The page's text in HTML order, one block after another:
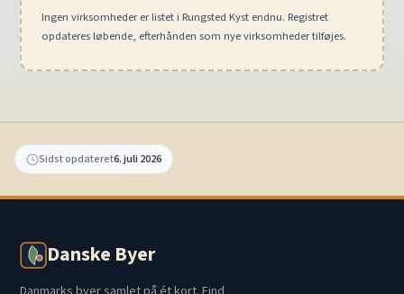
Ingen virksomheder er listet i Rungsted Kyst endnu. Registret
opdateres løbende, efterhånden som nye virksomheder tilføjes.
Sidst opdateret6. juli 2026
Danske Byer